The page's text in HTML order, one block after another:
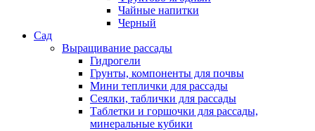
Чайные напитки
Черный
Сад
Выращивание рассады
Гидрогели
Грунты, компоненты для почвы
Мини теплички для рассады
Сеялки, таблички для рассады
Таблетки и горшочки для рассады,
минеральные кубики